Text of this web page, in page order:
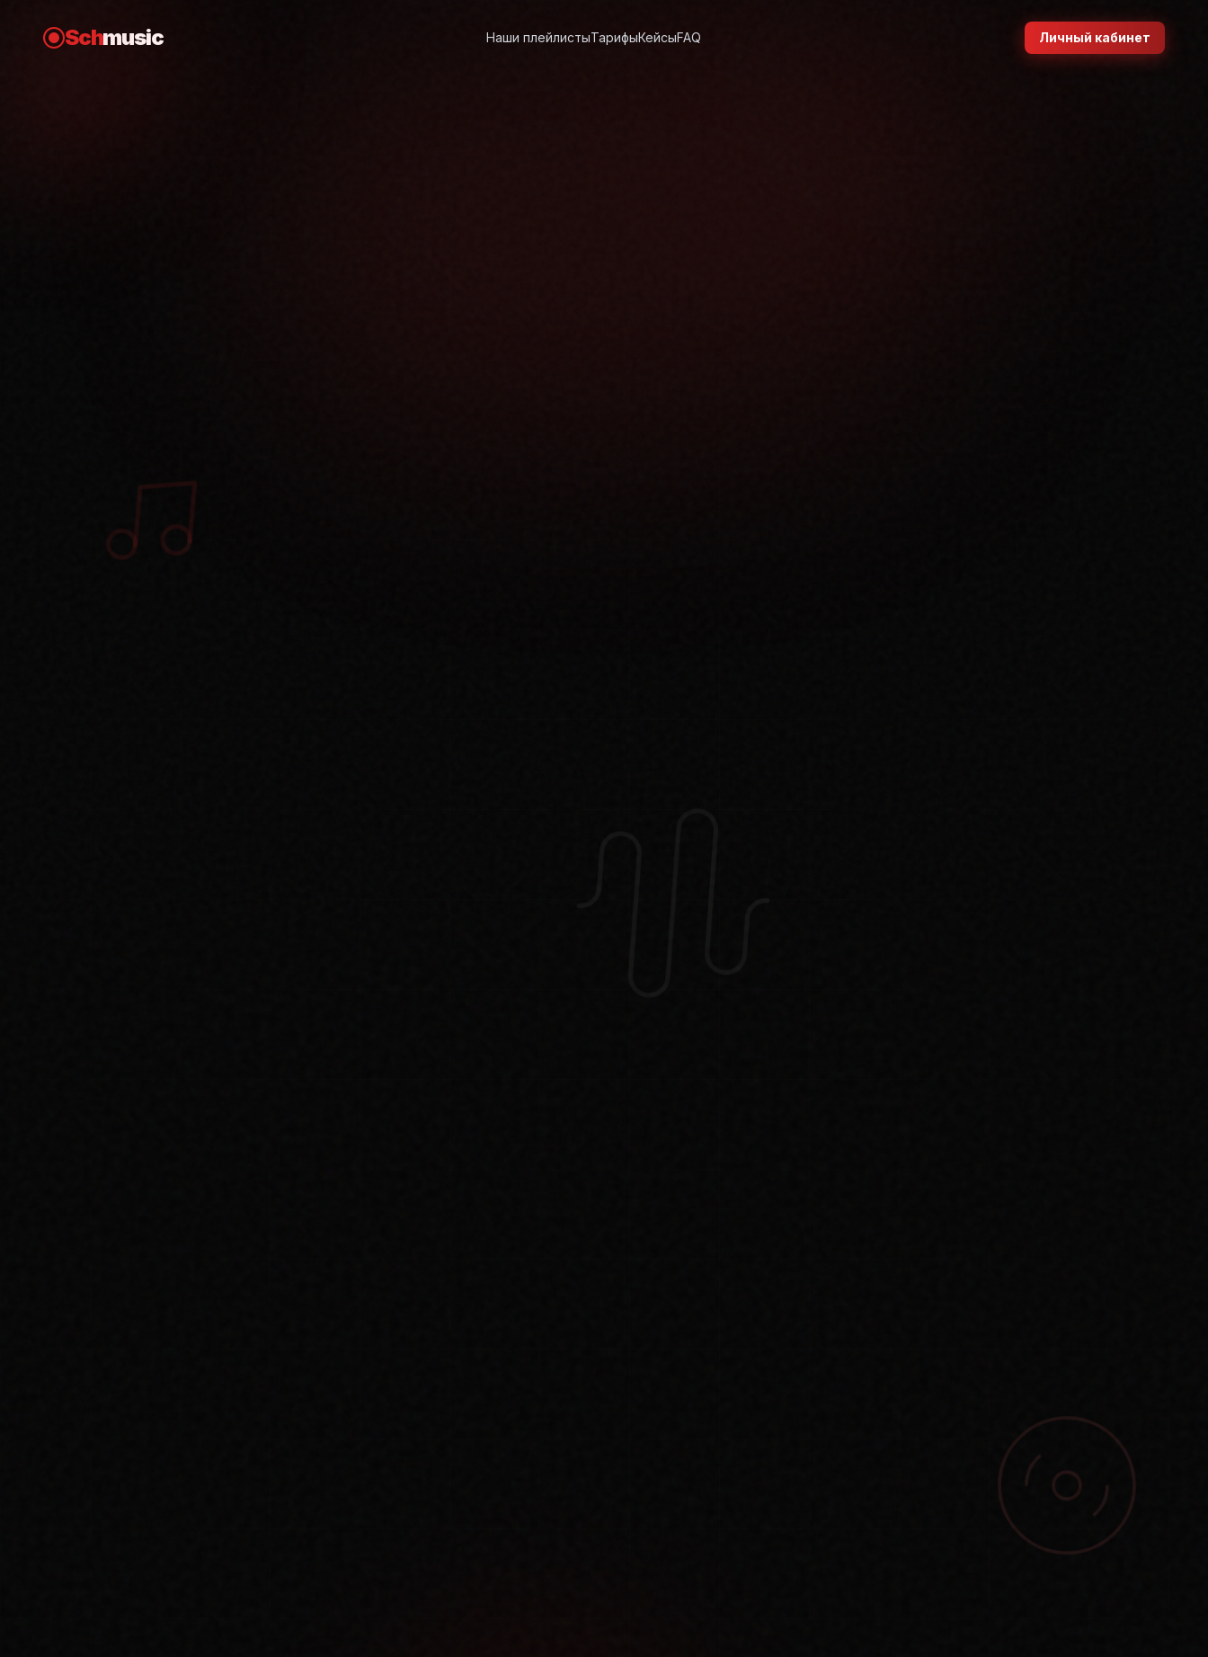
Schmusic Наши плейлистыТарифыКейсыFAQ Личный кабинет